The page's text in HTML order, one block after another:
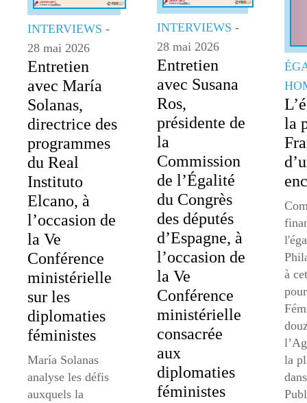
INTERVIEWS -
28 mai 2026
Entretien
avec María
Solanas,
directrice des
programmes
du Real
Instituto
Elcano, à
l’occasion de
la Ve
Conférence
ministérielle
sur les
diplomaties
féministes
María Solanas
analyse les défis
auxquels la
INTERVIEWS -
28 mai 2026
Entretien
avec Susana
Ros,
présidente de
la
Commission
de l’Égalité
du Congrès
des députés
d’Espagne, à
l’occasion de
la Ve
Conférence
ministérielle
consacrée
aux
diplomaties
féministes
la
à
la